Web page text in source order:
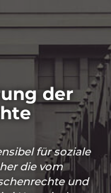
der
für soziale
die vom
und